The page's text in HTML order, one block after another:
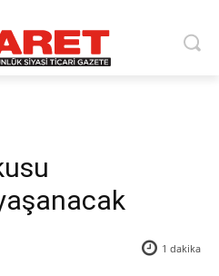
1 dakika